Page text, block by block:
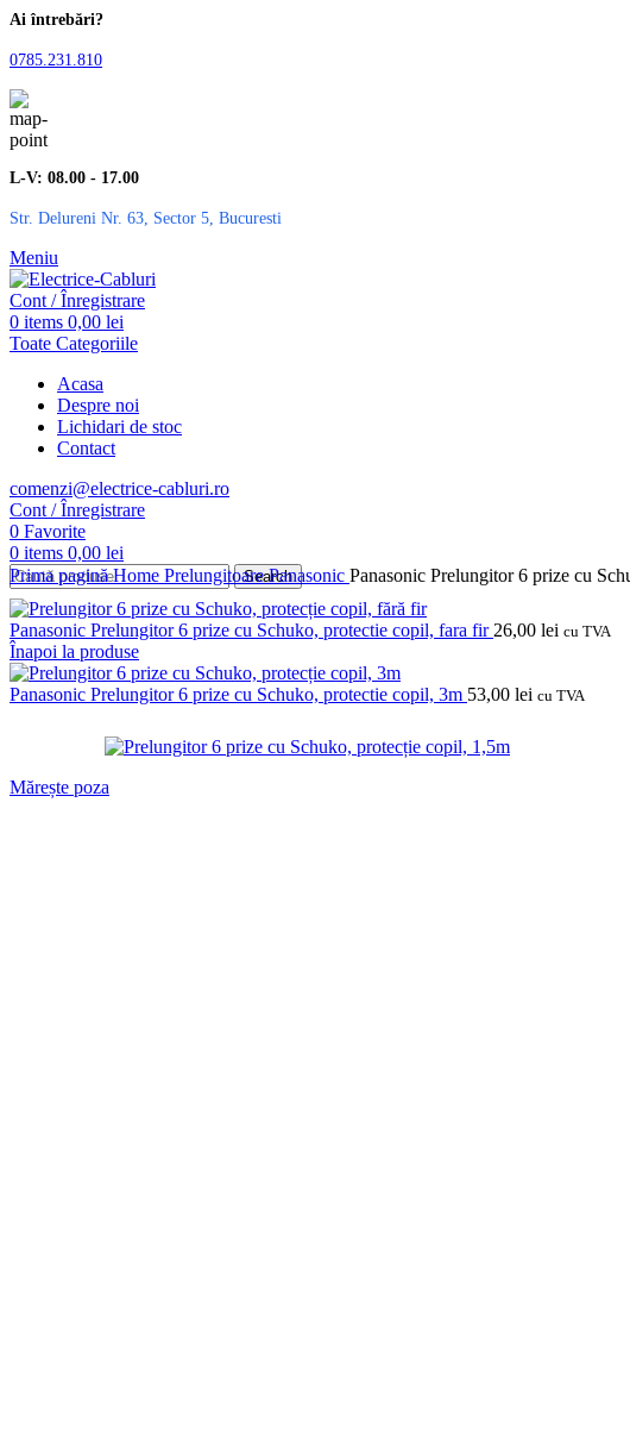
Ai întrebări?
0785.231.810
L-V: 08.00 - 17.00
Str. Delureni Nr. 63, Sector 5, Bucuresti
Meniu
Cont / Înregistrare
0 items 0,00 lei
Toate Categoriile
Acasa
Despre noi
Lichidari de stoc
Contact
comenzi@electrice-cabluri.ro
Cont / Înregistrare
0 Favorite
0 items 0,00 lei
Search
Prima paginăHome PrelungitoarePanasonic Panasonic Prelungitor 6 prize cu
Panasonic Prelungitor 6 prize cu Schuko, protectie copil, fara fir 26,00 lei cu TVA
Înapoi la produse
Panasonic Prelungitor 6 prize cu Schuko, protectie copil, 3m 53,00 lei cu TVA
Mărește poza